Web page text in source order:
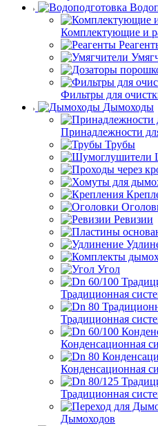
Комплектующие и
Фильтры для
Дымоходы
Принадлежности
Трубы
Ревизии
Угол
Традиционная
Традиционная
Конденсационная
Конденсационная
Традиционная
Дымоходов